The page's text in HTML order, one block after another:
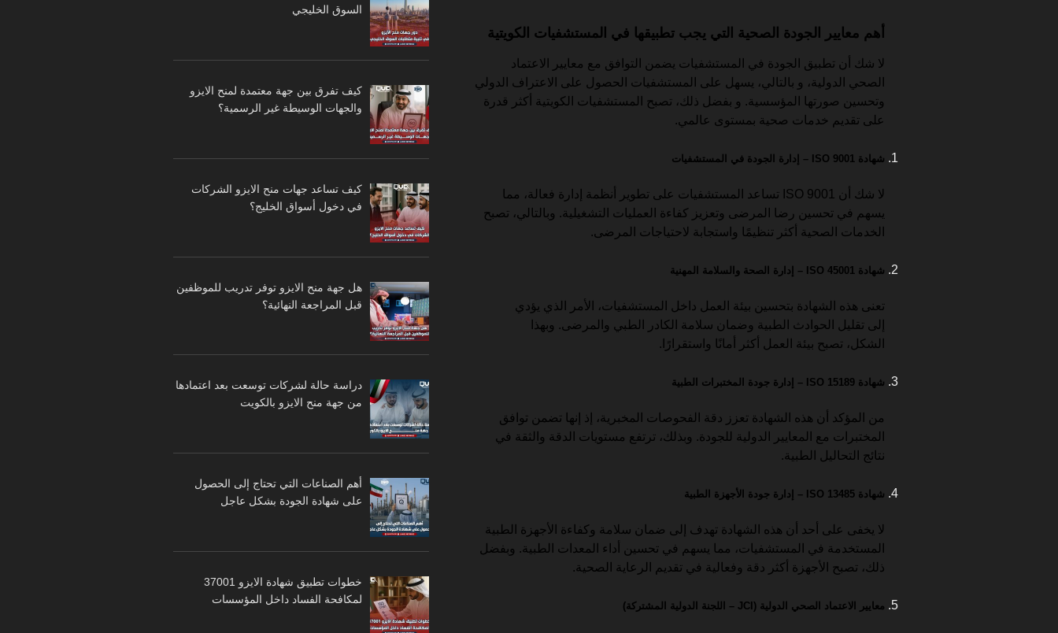
أهم معايير الجودة الصحية التي يجب تطبيقها في المستشفيات الكويتية
لا شك أن تطبيق الجودة في المستشفيات يضمن التوافق مع معايير الاعتماد
الصحي الدولية، و بالتالي، يسهل على المستشفيات الحصول على الاعتراف الدولي
وتحسين صورتها المؤسسية. و بفضل ذلك، تصبح المستشفيات الكويتية أكثر قدرة
على تقديم خدمات صحية بمستوى عالمي.
شهادة ISO 9001 – إدارة الجودة في المستشفيات
لا شك أن ISO 9001 تساعد المستشفيات على تطوير أنظمة إدارة فعالة، مما
يسهم في تحسين رضا المرضى وتعزيز كفاءة العمليات التشغيلية. وبالتالي، تصبح
الخدمات الصحية أكثر تنظيمًا واستجابة لاحتياجات المرضى.
شهادة ISO 45001 – إدارة الصحة والسلامة المهنية
تعنى هذه الشهادة بتحسين بيئة العمل داخل المستشفيات، الأمر الذي يؤدي
إلى تقليل الحوادث الطبية وضمان سلامة الكادر الطبي والمرضى. وبهذا
الشكل، تصبح بيئة العمل أكثر أمانًا واستقرارًا.
شهادة ISO 15189 – إدارة جودة المختبرات الطبية
من المؤكد أن هذه الشهادة تعزز دقة الفحوصات المخبرية، إذ إنها تضمن توافق
المختبرات مع المعايير الدولية للجودة. وبذلك، ترتفع مستويات الدقة والثقة في
نتائج التحاليل الطبية.
شهادة ISO 13485 – إدارة جودة الأجهزة الطبية
لا يخفى على أحد أن هذه الشهادة تهدف إلى ضمان سلامة وكفاءة الأجهزة الطبية
المستخدمة في المستشفيات، مما يسهم في تحسين أداء المعدات الطبية. وبفضل
ذلك، تصبح الأجهزة أكثر دقة وفعالية في تقديم الرعاية الصحية.
معايير الاعتماد الصحي الدولية (JCI – اللجنة الدولية المشتركة)
السوق الخليجي
كيف تفرق بين جهة معتمدة لمنح الايزو
والجهات الوسيطة غير الرسمية؟
كيف تساعد جهات منح الايزو الشركات
في دخول أسواق الخليج؟
هل جهة منح الايزو توفر تدريب للموظفين
قبل المراجعة النهائية؟
دراسة حالة لشركات توسعت بعد اعتمادها
من جهة منح الايزو بالكويت
أهم الصناعات التي تحتاج إلى الحصول
على شهادة الجودة بشكل عاجل
خطوات تطبيق شهادة الايزو 37001
لمكافحة الفساد داخل المؤسسات